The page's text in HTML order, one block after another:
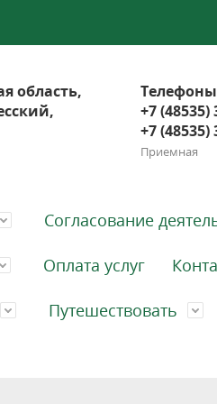
область,
+7 (48535)
+7 (48535)
Приемная
Согласование
Оплата услуг
Путешествовать